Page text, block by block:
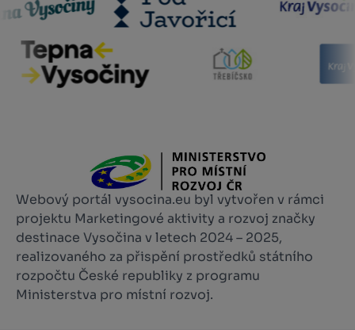
Webový portál vysocina.eu byl vytvořen v rámci
projektu Marketingové aktivity a rozvoj značky
destinace Vysočina v letech 2024 – 2025,
realizovaného za přispění prostředků státního
rozpočtu České republiky z programu
Ministerstva pro místní rozvoj.